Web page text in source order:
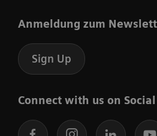
Anmeldung zum
Sign Up
Connect with us on